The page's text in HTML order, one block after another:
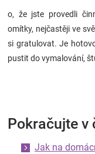
o, že jste provedli
omítky, nejčastěji ve
si gratulovat. Je
pustit do vymalování,
Pokračujte v
Jak na